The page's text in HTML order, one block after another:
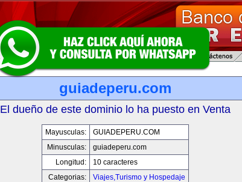
guiadeperu.com
El dueño de este dominio lo ha puesto en Venta
Mayusculas:
GUIADEPERU.COM
Minusculas:
guiadeperu.com
Longitud:
10 caracteres
Categorias:
Viajes,Turismo y Hospedaje